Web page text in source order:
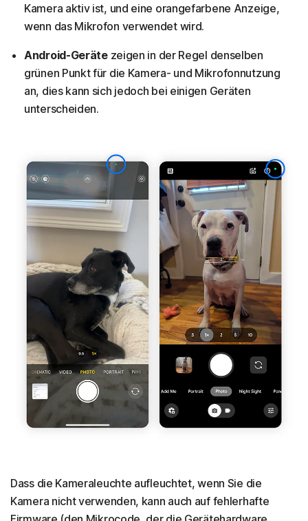
Kamera aktiv ist, und eine orangefarbene Anzeige,
wenn das Mikrofon verwendet wird.
Android-Gerätezeigen in der Regel denselben
grünen Punkt für die Kamera- und Mikrofonnutzung
an, dies kann sich jedoch bei einigen Geräten
unterscheiden.
Dass die Kameraleuchte aufleuchtet, wenn Sie die
Kamera nicht verwenden, kann auch auf fehlerhafte